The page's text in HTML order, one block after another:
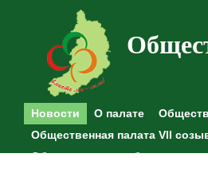
Новости О палате
Общественная палата VII
Общественные наблюдения